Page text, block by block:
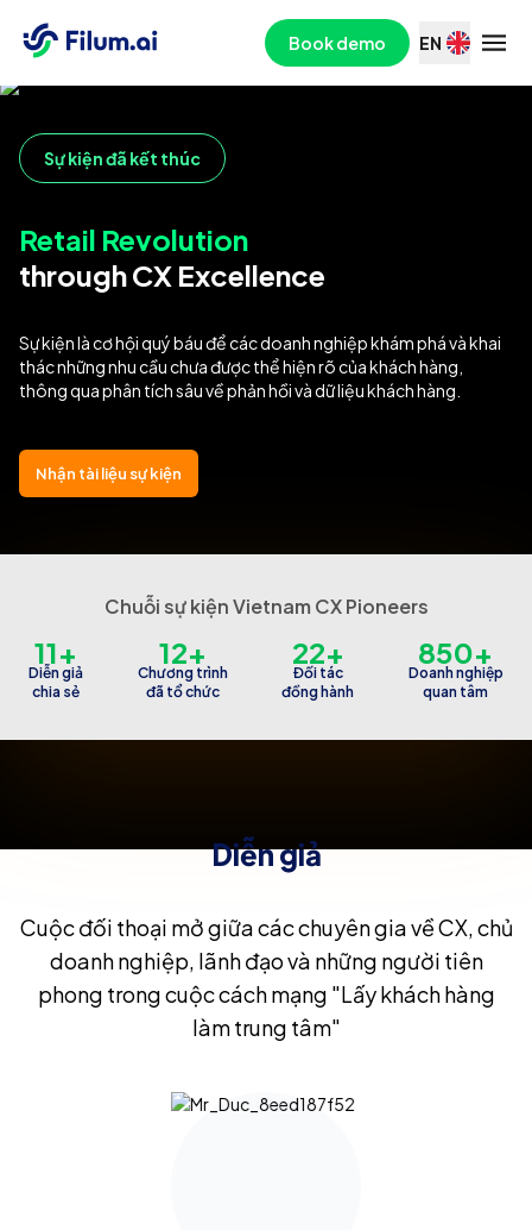
Book demo EN
Sự kiện đã kết thúc
Retail Revolution
through CX Excellence
Sự kiện là cơ hội quý báu để các doanh nghiệp khám phá và khai
thác những nhu cầu chưa được thể hiện rõ của khách hàng,
thông qua phân tích sâu về phản hồi và dữ liệu khách hàng.
Nhận tài liệu sự kiện
Chuỗi sự kiện Vietnam CX Pioneers
11+
Diễn giả
chia sẻ
12+
Chương trình
đã tổ chức
22+
Đối tác
đồng hành
850+
Doanh nghiệp
quan tâm
Diễn giả
Cuộc đối thoại mở giữa các chuyên gia về CX, chủ
doanh nghiệp, lãnh đạo và những người tiên
phong trong cuộc cách mạng "Lấy khách hàng
làm trung tâm"